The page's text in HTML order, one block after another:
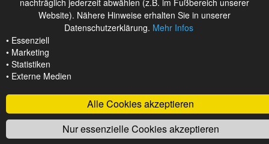
nachträglich jederzeit abwählen (z.B. im Fußbereich unserer
Website). Nähere Hinweise erhalten Sie in unserer
Datenschutzerklärung. Mehr Infos
• Essenziell
• Marketing
• Statistiken
• Externe Medien
Alle Cookies akzeptieren
Nur essenzielle Cookies akzeptieren
Berufsfachschule für Kinderpflege zusammen. Derzeit
besuchen rund 1.100 Schülerinnen und Schüler unsere
Schulen.